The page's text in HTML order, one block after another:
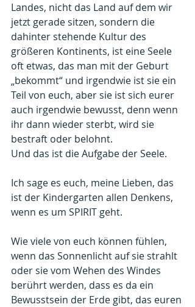
Landes, nicht das Land auf dem wir
jetzt gerade sitzen, sondern die
dahinter stehende Kultur des
größeren Kontinents, ist eine Seele
oft etwas, das man mit der Geburt
„bekommt“ und irgendwie ist sie ein
Teil von euch, aber sie ist sich eurer
auch irgendwie bewusst, denn wenn
ihr dann wieder sterbt, wird sie
bestraft oder belohnt.
Und das ist die Aufgabe der Seele.
Ich sage es euch, meine Lieben, das
ist der Kindergarten allen Denkens,
wenn es um SPIRIT geht.
Wie viele von euch können fühlen,
wenn das Sonnenlicht auf sie strahlt
oder sie vom Wehen des Windes
berührt werden, dass es da ein
Bewusstsein der Erde gibt, das euren